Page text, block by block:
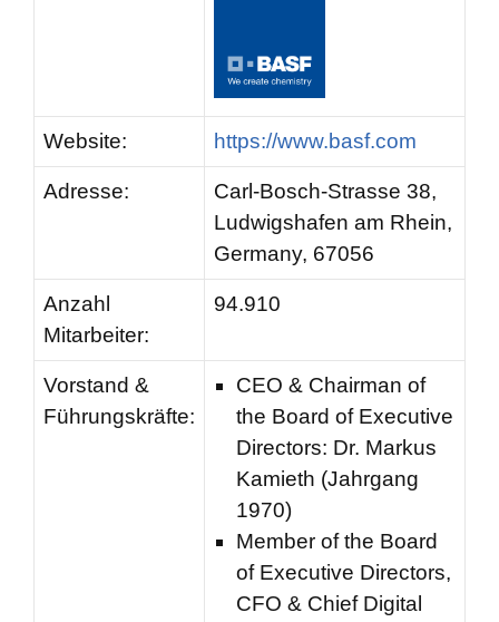
Website: https://www.basf.com
Adresse:
Carl-Bosch-Strasse 38,
Ludwigshafen am Rhein,
Germany, 67056
Anzahl
Mitarbeiter:
94.910
Vorstand &
Führungskräfte:
CEO & Chairman of
the Board of Executive
Directors: Dr. Markus
Kamieth (Jahrgang
1970)
Member of the Board
of Executive Directors,
CFO & Chief Digital